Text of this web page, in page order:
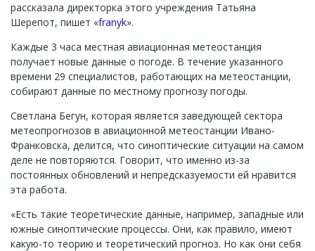
рассказала директорка этого учреждения Татьяна
Шерепот, пишет «franyk».
Каждые 3 часа местная авиационная метеостанция
получает новые данные о погоде. В течение указанного
времени 29 специалистов, работающих на метеостанции,
собирают данные по местному прогнозу погоды.
Светлана Бегун, которая является заведующей сектора
метеопрогнозов в авиационной метеостанции Ивано-
Франковска, делится, что синоптические ситуации на самом
деле не повторяются. Говорит, что именно из-за
постоянных обновлений и непредсказуемости ей нравится
эта работа.
«Есть такие теоретические данные, например, западные или
южные синоптические процессы. Они, как правило, имеют
какую-то теорию и теоретический прогноз. Но как они себя